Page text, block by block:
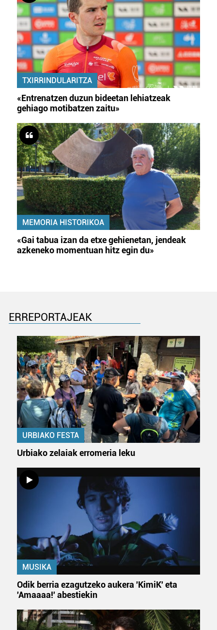
TXIRRINDULARITZA
«Entrenatzen duzun bideetan lehiatzeak
gehiago motibatzen zaitu»
MEMORIA HISTORIKOA
«Gai tabua izan da etxe gehienetan, jendeak
azkeneko momentuan hitz egin du»
ERREPORTAJEAK
URBIAKO FESTA
Urbiako zelaiak erromeria leku
MUSIKA
Odik berria ezagutzeko aukera 'KimiK' eta
'Amaaaa!' abestiekin